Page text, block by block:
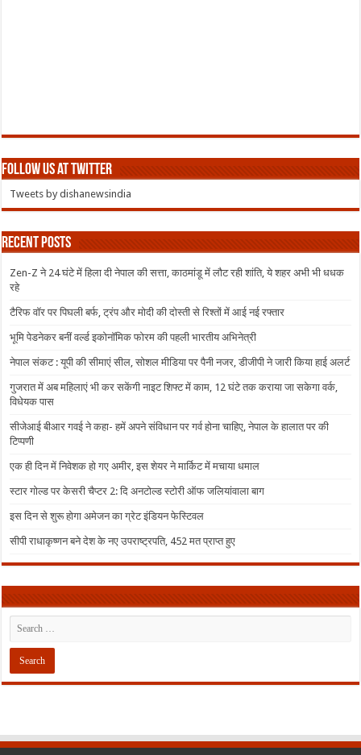
Follow us at Twitter
Tweets by dishanewsindia
Recent Posts
Zen-Z ने 24 घंटे में हिला दी नेपाल की सत्ता, काठमांडू में लौट रही शांति, ये शहर अभी भी धधक
रहे
टैरिफ वॉर पर पिघली बर्फ, ट्रंप और मोदी की दोस्ती से रिश्तों में आई नई रफ्तार
भूमि पेडनेकर बनीं वर्ल्ड इकोनॉमिक फोरम की पहली भारतीय अभिनेत्री
नेपाल संकट : यूपी की सीमाएं सील, सोशल मीडिया पर पैनी नजर, डीजीपी ने जारी किया हाई अलर्ट
गुजरात में अब महिलाएं भी कर सकेंगी नाइट शिफ्ट में काम, 12 घंटे तक कराया जा सकेगा वर्क,
विधेयक पास
सीजेआई बीआर गवई ने कहा- हमें अपने संविधान पर गर्व होना चाहिए, नेपाल के हालात पर की
टिप्पणी
एक ही दिन में निवेशक हो गए अमीर, इस शेयर ने मार्किट में मचाया धमाल
स्टार गोल्ड पर केसरी चैप्टर 2: दि अनटोल्ड स्टोरी ऑफ जलियांवाला बाग
इस दिन से शुरू होगा अमेजन का ग्रेट इंडियन फेस्टिवल
सीपी राधाकृष्णन बने देश के नए उपराष्ट्रपति, 452 मत प्राप्त हुए